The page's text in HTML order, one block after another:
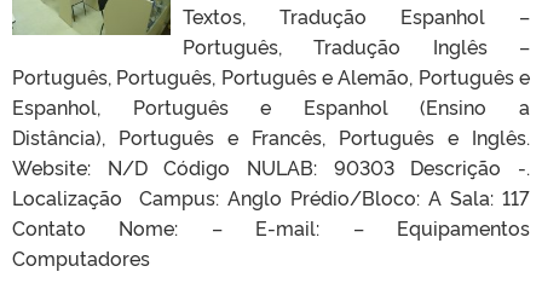
Textos, Tradução Espanhol –
Português, Tradução Inglês –
Português, Português, Português e Alemão, Português e
Espanhol, Português e Espanhol (Ensino a
Distância), Português e Francês, Português e Inglês.
Website: N/D Código NULAB: 90303 Descrição -.
Localização Campus: Anglo Prédio/Bloco: A Sala: 117
Contato Nome: – E-mail: – Equipamentos
Computadores